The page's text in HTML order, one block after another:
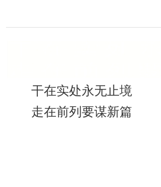
干在实处永无止境
走在前列要谋新篇